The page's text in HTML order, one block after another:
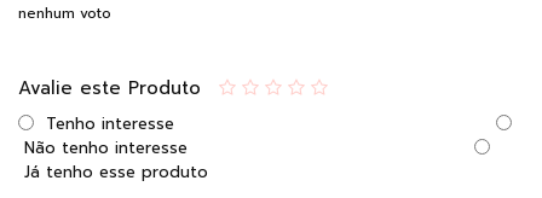
nenhum voto
Avalie este Produto
Tenho interesse
Não tenho interesse
Já tenho esse produto